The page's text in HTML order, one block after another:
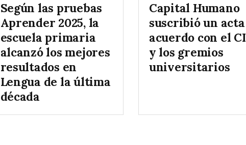
Según las pruebas
Aprender 2025, la
escuela primaria
alcanzó los mejores
resultados en
Lengua de la última
década
Capital Humano
suscribió un acta
acuerdo con el
y los gremios
universitarios